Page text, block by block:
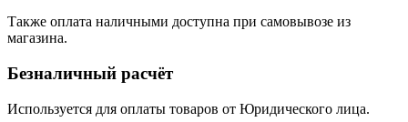
Также оплата наличными доступна при самовывозе из
магазина.
Безналичный расчёт
Используется для оплаты товаров от Юридического лица.